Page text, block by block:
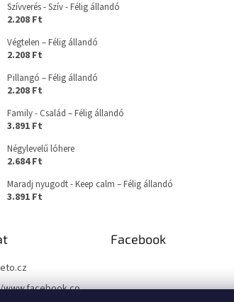
Szívverés - Szív - Félig állandó
2.208 Ft
Végtelen – Félig állandó
2.208 Ft
Pillangó – Félig állandó
2.208 Ft
Family - Család – Félig állandó
3.891 Ft
Négylevelű lóhere
2.684 Ft
Maradj nyugodt - Keep calm – Félig állandó
3.891 Ft
Facebook